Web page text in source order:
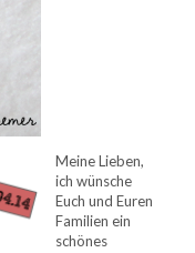
Meine Lieben,
ich wünsche
Euch und Euren
Familien ein
schönes